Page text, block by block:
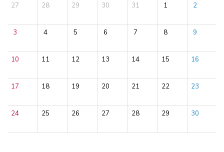
27 28 29 30 31 1 2
3 4 5 6 7 8 9
10 11 12 13 14 15 16
17 18 19 20 21 22 23
24 25 26 27 28 29 30